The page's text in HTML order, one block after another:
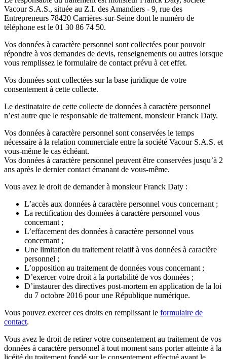
Vacour S.A.S., située au Z.I. des Amandiers - 9, rue des
Entrepreneurs 78420 Carrières-sur-Seine dont le numéro de
téléphone est le 01 30 86 74 50.
Vos données à caractère personnel sont collectées pour pouvoir
répondre à vos demandes de devis, renseignements ou autres lorsque
vous remplissez le formulaire de contact prévu à cet effet.
Vos données sont collectées sur la base juridique de votre
consentement à cette collecte.
Le destinataire de cette collecte de données à caractère personnel
n’est autre que le responsable de traitement, monsieur Franck Daty.
Vos données à caractère personnel sont conservées le temps
nécessaire à la relation commerciale entre la société Vacour S.A.S. et
vous-même le cas échéant.
Vos données à caractère personnel peuvent être conservées jusqu’à 2
ans après le dernier contact émanant de vous-même.
Vous avez le droit de demander à monsieur Franck Daty :
L’accès aux données à caractère personnel vous concernant ;
La rectification des données à caractère personnel vous
concernant ;
L’effacement des données à caractère personnel vous
concernant ;
Une limitation du traitement relatif à vos données à caractère
personnel ;
L’opposition au traitement de données vous concernant ;
D’exercer votre droit à la portabilité de vos données ;
D’instaurer des directives post-mortem en application de la loi
du 7 octobre 2016 pour une République numérique.
Vous pouvez exercer ces droits en remplissant le formulaire de
contact.
Vous avez le droit de retirer votre consentement au traitement de vos
données à caractère personnel à tout moment sans porter atteinte à la
licéité du traitement fondé sur le consentement effectué avant le